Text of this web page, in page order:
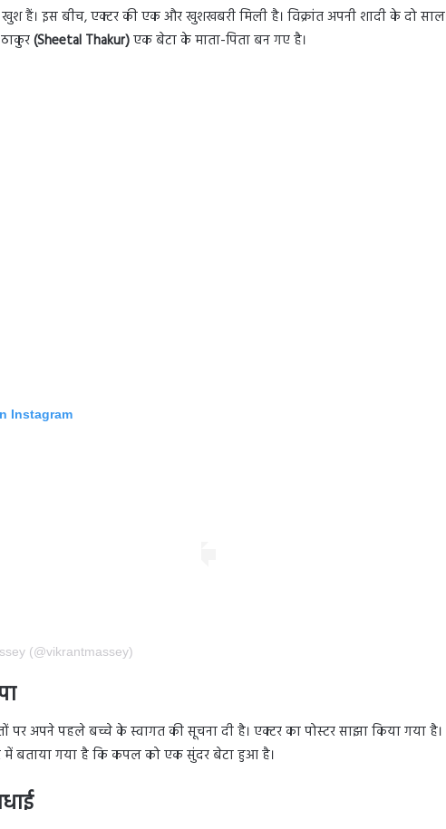
हैं। इस बीच, एक्टर की एक और खुशखबरी मिली है। विक्रांत अपनी शादी के दो साल
(Sheetal Thakur)एक बेटा के माता-पिता बन गए है।
Instagram
(@vikrantmassey)
पर अपने पहले बच्चे के स्वागत की सूचना दी है। एक्टर का पोस्टर साझा किया गया है।
में बताया गया है कि कपल को एक सुंदर बेटा हुआ है।